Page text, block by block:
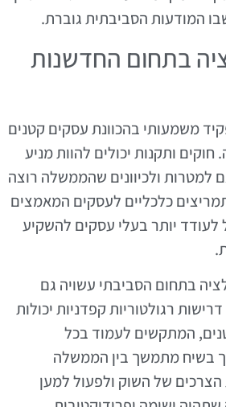
המודעות הסביבתית גוברת.
בתחום החדשנות
משמעותי בהכוונת עסקים קטנים
ותקנות יכולים להוות מניע
למטרות ולכיוונים שהממשלה רוצה
כלכליים לעסקים המאמצים
לעודד יותר בעלי עסקים להשקיע
בתחום הסביבתי עשויה גם
רגולטוריות קפדניות יכולות
המתקשים לעמוד בכל
בשיח מתמשך בין הממשלה
הצרכים של השוק ולפעול למען